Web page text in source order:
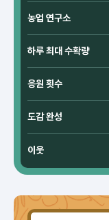
농업 연구소
하루 최대 수확량
응원 횟수
도감 완성
이웃